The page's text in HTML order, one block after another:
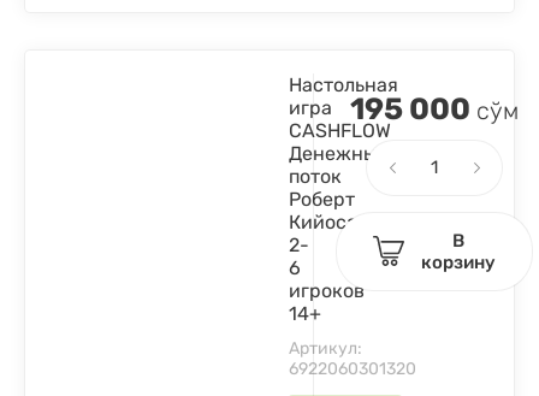
Настольная
игра
CASHFLOW
Денежный
поток
Роберт
Кийосаки
2-
6
игроков
14+
Артикул:
6922060301320
195 000 сўм
В
корзину